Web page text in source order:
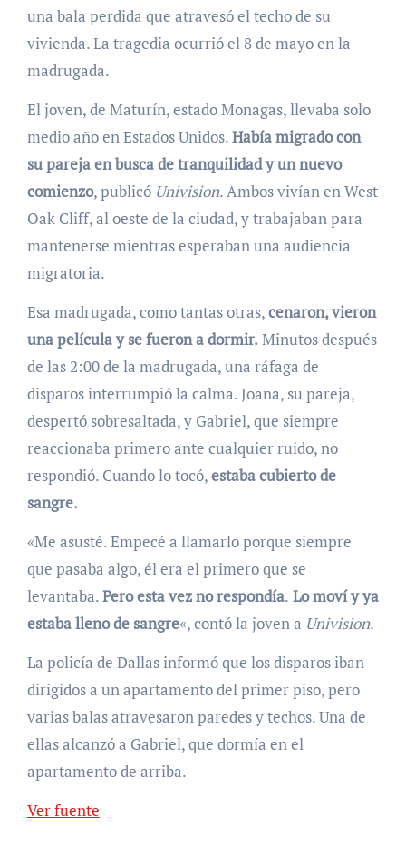
una bala perdida que atravesó el techo de su
vivienda. La tragedia ocurrió el 8 de mayo en la
madrugada.
El joven, de Maturín, estado Monagas, llevaba solo
medio año en Estados Unidos.Había migrado con
su pareja en busca de tranquilidad y un nuevo
comienzo, publicó Univision. Ambos vivían en West
Oak Cliff, al oeste de la ciudad, y trabajaban para
mantenerse mientras esperaban una audiencia
migratoria.
Esa madrugada, como tantas otras,cenaron, vieron
una película y se fueron a dormir. Minutos después
de las 2:00 de la madrugada, una ráfaga de
disparos interrumpió la calma. Joana, su pareja,
despertó sobresaltada, y Gabriel, que siempre
reaccionaba primero ante cualquier ruido, no
respondió. Cuando lo tocó,estaba cubierto de
sangre.
«Me asusté. Empecé a llamarlo porque siempre
que pasaba algo, él era el primero que se
levantaba.Pero esta vez no respondía. Lo moví y ya
estaba lleno de sangre«, contó la joven a Univision.
La policía de Dallas informó que los disparos iban
dirigidos a un apartamento del primer piso, pero
varias balas atravesaron paredes y techos. Una de
ellas alcanzó a Gabriel, que dormía en el
apartamento de arriba.
Ver fuente